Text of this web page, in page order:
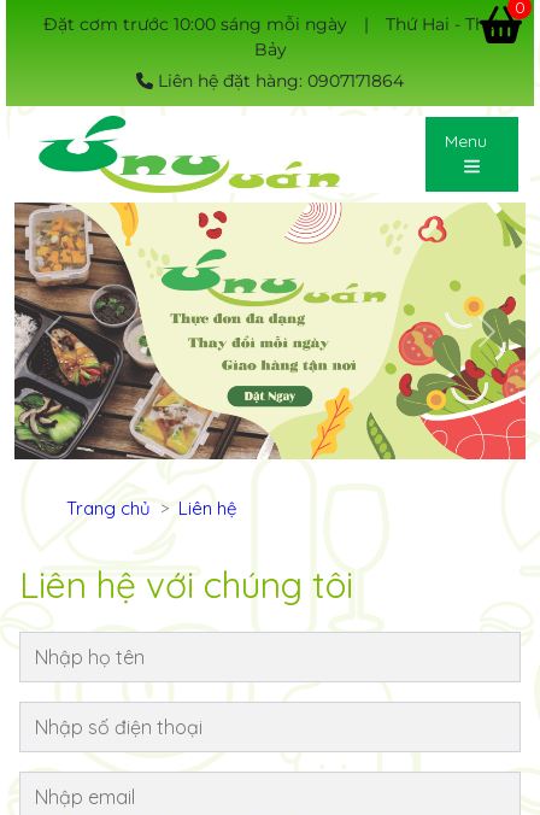
Đặt cơm trước 10:00 sáng mỗi ngày |
Thứ Hai - Thứ
Bảy
Liên hệ đặt hàng: 0907171864
Menu
0
Previous Next
Trang chủ Liên hệ
Liên hệ với chúng tôi